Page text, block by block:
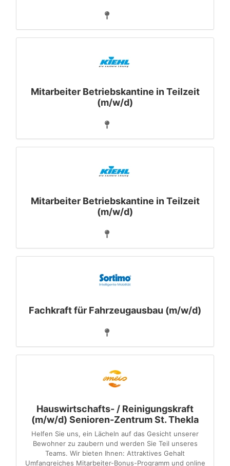
Mitarbeiter Betriebskantine in Teilzeit
(m/w/d)
Mitarbeiter Betriebskantine in Teilzeit
(m/w/d)
Fachkraft für Fahrzeugausbau (m/w/d)
Hauswirtschafts- / Reinigungskraft
(m/w/d) Senioren-Zentrum St. Thekla
Helfen Sie uns, ein Lächeln auf das Gesicht unserer
Bewohner zu zaubern und werden Sie Teil unseres
Teams. Wir bieten Ihnen: Attraktives Gehalt
Umfangreiches Mitarbeiter-Bonus-Programm und online